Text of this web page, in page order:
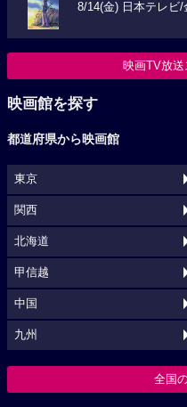
8/14(金) 日本テレビ
映画TV放
映画館を探す
都道府県から映画館
東京
関西
北海道
甲信越
中国
九州
全国